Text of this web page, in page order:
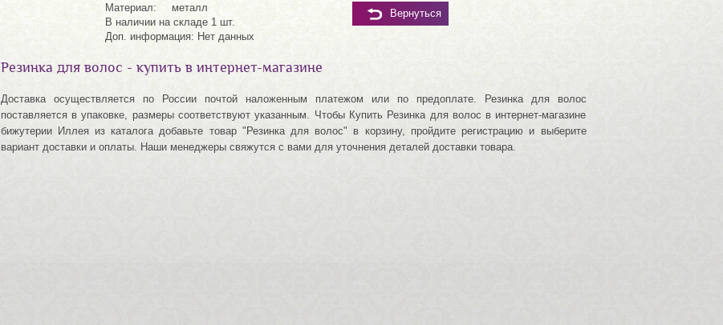
Материал:
металл
В наличии на складе 1 шт.
Доп. информация: Нет данных
Вернуться
Резинка для волос - купить в интернет-магазине
Доставка осуществляется по России почтой наложенным платежом или по предоплате. Резинка для волос
поставляется в упаковке, размеры соответствуют указанным. Чтобы Купить Резинка для волос в интернет-магазине
бижутерии Иллея из каталога добавьте товар "Резинка для волос" в корзину, пройдите регистрацию и выберите
вариант доставки и оплаты. Наши менеджеры свяжутся с вами для уточнения деталей доставки товара.